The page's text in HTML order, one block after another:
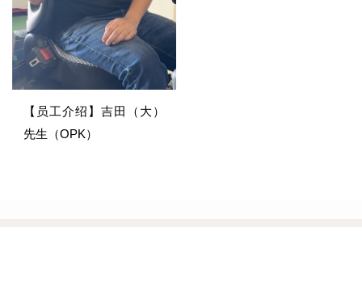
【员工介绍】吉田（大）
先生（OPK）